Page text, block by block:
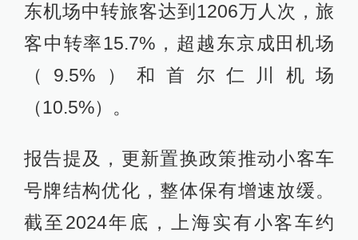
东机场中转旅客达到1206万人次，旅
客中转率15.7%，超越东京成田机场
（9.5%）和首尔仁川机场
（10.5%）。
报告提及，更新置换政策推动小客车
号牌结构优化，整体保有增速放缓。
截至2024年底，上海实有小客车约